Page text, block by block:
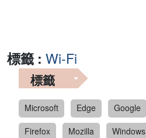
標籤 : Wi-Fi
標籤
Microsoft Edge Google
Firefox
Mozilla Windows